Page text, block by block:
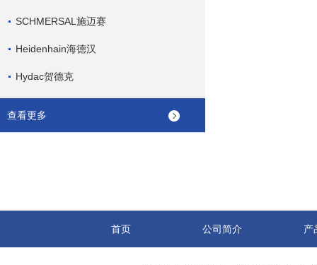
SCHMERSAL施迈赛
Heidenhain海德汉
Hydac贺德克
查看更多
首页 公司简介 产